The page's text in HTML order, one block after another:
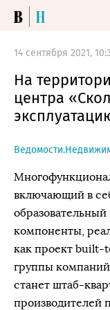
14 сентября 2021,
На
центра
включающий в
компоненты,
как проект built-
группы
станет штаб-
производителей